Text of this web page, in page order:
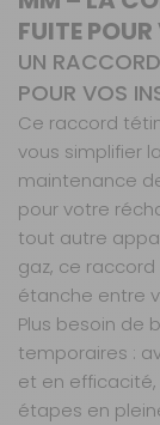
FUITE
UN
POUR VOS
Ce raccord
vous simplifier
maintenance
pour votre
tout autre
gaz, ce
étanche entre
Plus besoin de
temporaires :
et en
étapes en